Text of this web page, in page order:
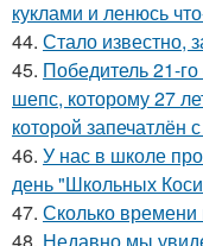
куклами и ленюсь
44. Стало известно,
45. Победитель 21-
шепс, которому 27
которой запечатлён
46. У нас в школе
день "Школьных
47. Сколько
48. Недавно мы